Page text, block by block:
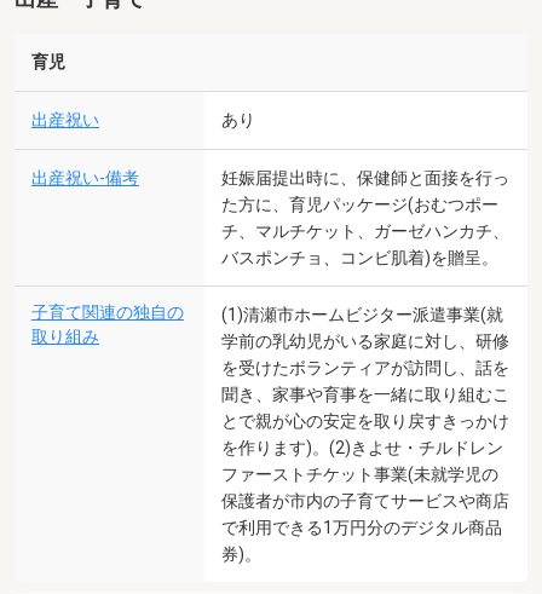
育児
出産祝い あり
出産祝い-備考
妊娠届提出時に、保健師と面接を行っ
た方に、育児パッケージ(おむつポー
チ、マルチケット、ガーゼハンカチ、
バスポンチョ、コンビ肌着)を贈呈。
子育て関連の独自の
取り組み
(1)清瀬市ホームビジター派遣事業(就
学前の乳幼児がいる家庭に対し、研修
を受けたボランティアが訪問し、話を
聞き、家事や育事を一緒に取り組むこ
とで親が心の安定を取り戻すきっかけ
を作ります)。(2)きよせ・チルドレン
ファーストチケット事業(未就学児の
保護者が市内の子育てサービスや商店
で利用できる1万円分のデジタル商品
券)。